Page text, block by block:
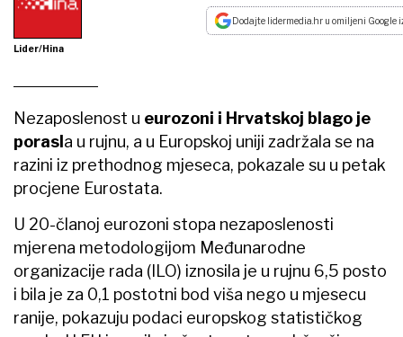
Lider/Hina
Dodajte lidermedia.hr u omiljeni Google
Nezaposlenost u eurozoni i Hrvatskoj blago je
porasla u rujnu, a u Europskoj uniji zadržala se na
razini iz prethodnog mjeseca, pokazale su u petak
procjene Eurostata.
U 20-članoj eurozoni stopa nezaposlenosti
mjerena metodologijom Međunarodne
organizacije rada (ILO) iznosila je u rujnu 6,5 posto
i bila je za 0,1 postotni bod viša nego u mjesecu
ranije, pokazuju podaci europskog statističkog